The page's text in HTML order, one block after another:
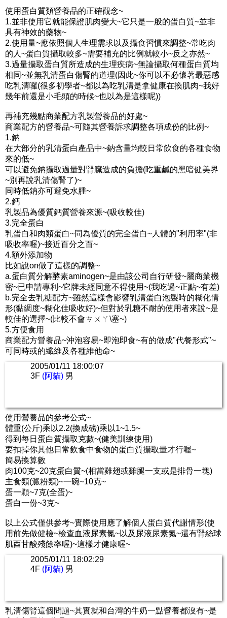
使用蛋白質類營養品的正確觀念~
1.並非使用它就能保證肌肉變大~它只是一般的蛋白質~並非
具有神效的藥物~
2.使用量~應依照個人生理需求以及攝食習慣來調整~常吃肉
的人~蛋白質攝取較多~需要補充的比例就較小~反之亦然~
3.過量攝取蛋白質所造成的生理疾病~無論攝取何種蛋白質均
相同~並無乳清蛋白傷腎的道理(因此~你可以不必懷著最惡感
吃乳清囉(很多初學者~都以為吃乳清是拿健康在換肌肉~我好
幾年前還是小毛頭的時候~也以為是這樣呢))
再補充幾點商業配方乳製營養品的好處~
商業配方的營養品~可隨其營養訴求調整各項成份的比例~
1.鈉
在大部分的乳清蛋白產品中~鈉含量均較日常飲食的各種食物
來的低~
可以避免鈉攝取過量對腎臟造成的負擔(吃重鹹的黑暗健美界
~別再說乳清傷腎了)~
同時低鈉亦可避免水腫~
2.鈣
乳製品為優質鈣質營養來源~(吸收較佳)
3.完全蛋白
乳蛋白和肉類蛋白~同為優質的完全蛋白~人體的"利用率"(非
吸收率喔)~接近百分之百~
4.額外添加物
比如說on做了這樣的調整~
a.蛋白質分解酵素aminogen~是由該公司自行研發~屬商業機
密~已申請專利~它牌未經同意不得使用~(我吃過~正點~有差)
b.完全去乳糖配方~雖然這樣會影響乳清蛋白泡製時的糊化情
形(黏綢度~糊化佳吸收好)~但對於乳糖不耐的使用者來說~是
較佳的選擇~(比較不會ㄘㄨㄚ\塞~)
5.方便食用
商業配方營養品~沖泡容易~即泡即食~有的做成"代餐形式"~
可同時或的纖維及各種維他命~
2005/01/11 18:00:07
3F (阿貓) 男
使用營養品的參考公式~
體重(公斤)乘以2.2(換成磅)乘以1~1.5~
得到每日蛋白質攝取克數~(健美訓練使用)
要扣掉你其他日常飲食中食物的蛋白質攝取量才行喔~
簡易換算數
肉100克~20克蛋白質~(相當雞翅或雞腿一支或是排骨一塊)
主食類(澱粉類)~一碗~10克~
蛋一顆~7克(全蛋)~
蛋白一份~3克~
以上公式僅供參考~實際使用應了解個人蛋白質代謝情形(使
用前先做健檢~檢查血液尿素氮~以及尿液尿素氮~還有腎絲球
肌酉甘酸殘餘率喔)~這樣才健康喔~
2005/01/11 18:02:29
4F (阿貓) 男
乳清傷腎這個問題~其實就和台灣的牛奶一點營養都沒有~是